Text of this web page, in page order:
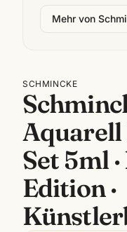
Mehr von
SCHMINCKE
Aquarell
Set 5ml
Edition ·